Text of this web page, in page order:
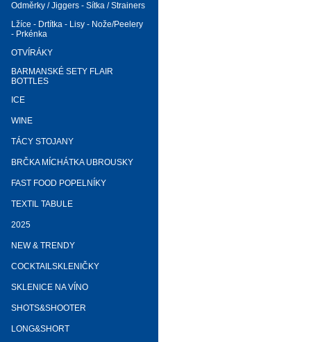
Odměrky / Jiggers - Sítka / Strainers
Lžíce - Drtítka - Lisy - Nože/Peelery
- Prkénka
OTVÍRÁKY
BARMANSKÉ SETY FLAIR
BOTTLES
ICE
WINE
TÁCY STOJANY
BRČKA MÍCHÁTKA UBROUSKY
FAST FOOD POPELNÍKY
TEXTIL TABULE
2025
NEW & TRENDY
COCKTAILSKLENIČKY
SKLENICE NA VÍNO
SHOTS&SHOOTER
LONG&SHORT